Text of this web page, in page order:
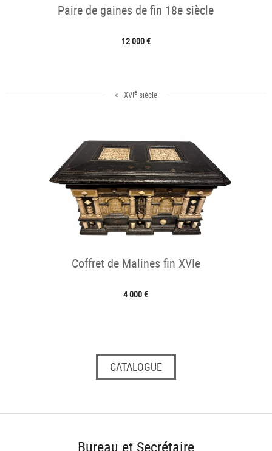
Paire de gaines de fin 18e siècle
12 000 €
< XVIesiècle
Coffret de Malines fin XVIe
4 000 €
CATALOGUE
Bureau et Secrétaire